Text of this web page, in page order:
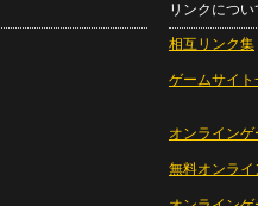
リンクについ
相互リンク集
ゲームサイト
オンラインゲ
無料オンライ